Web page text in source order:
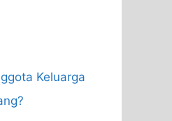
Keluarga